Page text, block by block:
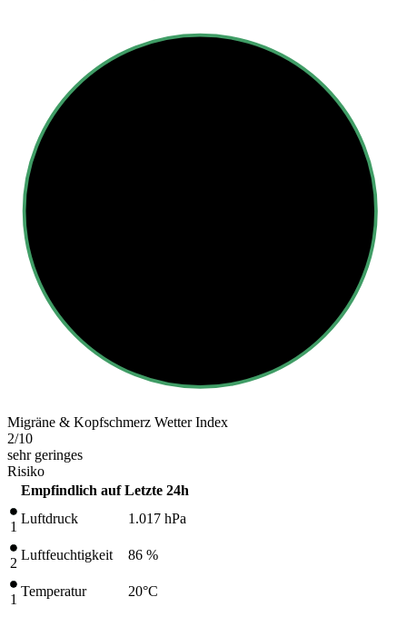
Migräne & Kopfschmerz Wetter Index
2/10
sehr geringes
Risiko
Empfindlich auf Letzte 24h
1
Luftdruck 1.017 hPa
2
Luftfeuchtigkeit 86 %
1
Temperatur 20°C